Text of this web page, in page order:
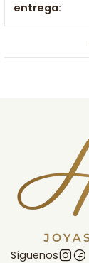
entrega:
Síguenos